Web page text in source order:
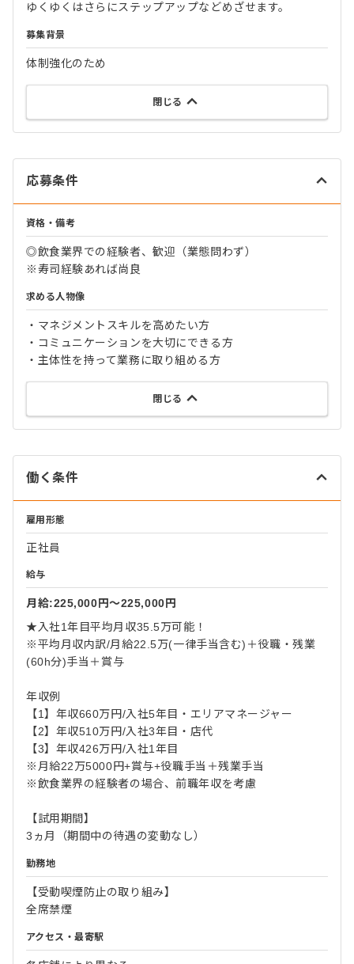
ゆくゆくはさらにステップアップなどめざせます。
募集背景
体制強化のため
閉じる
応募条件
資格・備考
◎飲食業界での経験者、歓迎（業態問わず）
※寿司経験あれば尚良
求める人物像
・マネジメントスキルを高めたい方
・コミュニケーションを大切にできる方
・主体性を持って業務に取り組める方
閉じる
働く条件
雇用形態
正社員
給与
月給:225,000円〜225,000円
★入社1年目平均月収35.5万可能！
※平均月収内訳/月給22.5万(一律手当含む)＋役職・残業
(60h分)手当＋賞与
年収例
【1】年収660万円/入社5年目・エリアマネージャー
【2】年収510万円/入社3年目・店代
【3】年収426万円/入社1年目
※月給22万5000円+賞与+役職手当＋残業手当
※飲食業界の経験者の場合、前職年収を考慮
【試用期間】
3ヵ月（期間中の待遇の変動なし）
勤務地
【受動喫煙防止の取り組み】
全席禁煙
アクセス・最寄駅